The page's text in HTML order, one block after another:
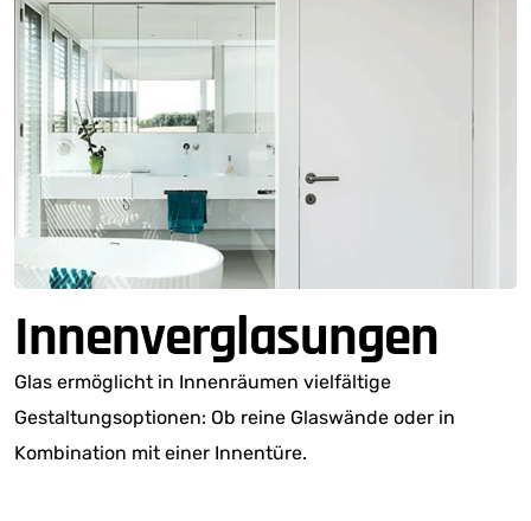
Innenverglasungen
Glas ermöglicht in Innenräumen vielfältige
Gestaltungsoptionen: Ob reine Glaswände oder in
Kombination mit einer Innentüre.